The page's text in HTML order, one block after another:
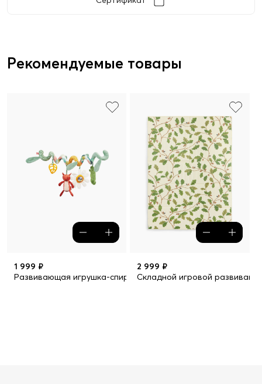
Рекомендуемые товары
1 999 ₽
Развивающая игрушка-спираль
2 999 ₽
Складной игровой